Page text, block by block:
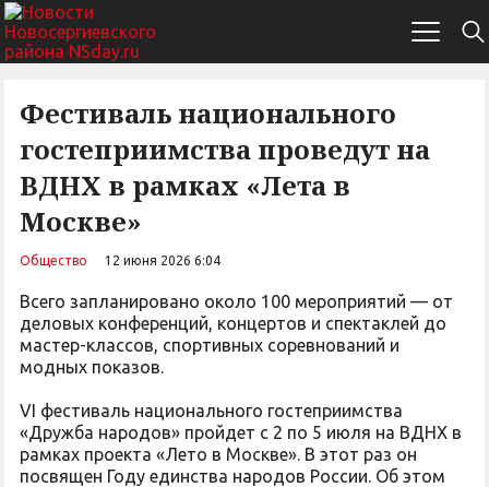
Фестиваль национального
гостеприимства проведут на
ВДНХ в рамках «Лета в
Москве»
Общество 12 июня 2026 6:04
Всего запланировано около 100 мероприятий — от
деловых конференций, концертов и спектаклей до
мастер-классов, спортивных соревнований и
модных показов.
VI фестиваль национального гостеприимства
«Дружба народов» пройдет с 2 по 5 июля на ВДНХ в
рамках проекта «Лето в Москве». В этот раз он
посвящен Году единства народов России. Об этом